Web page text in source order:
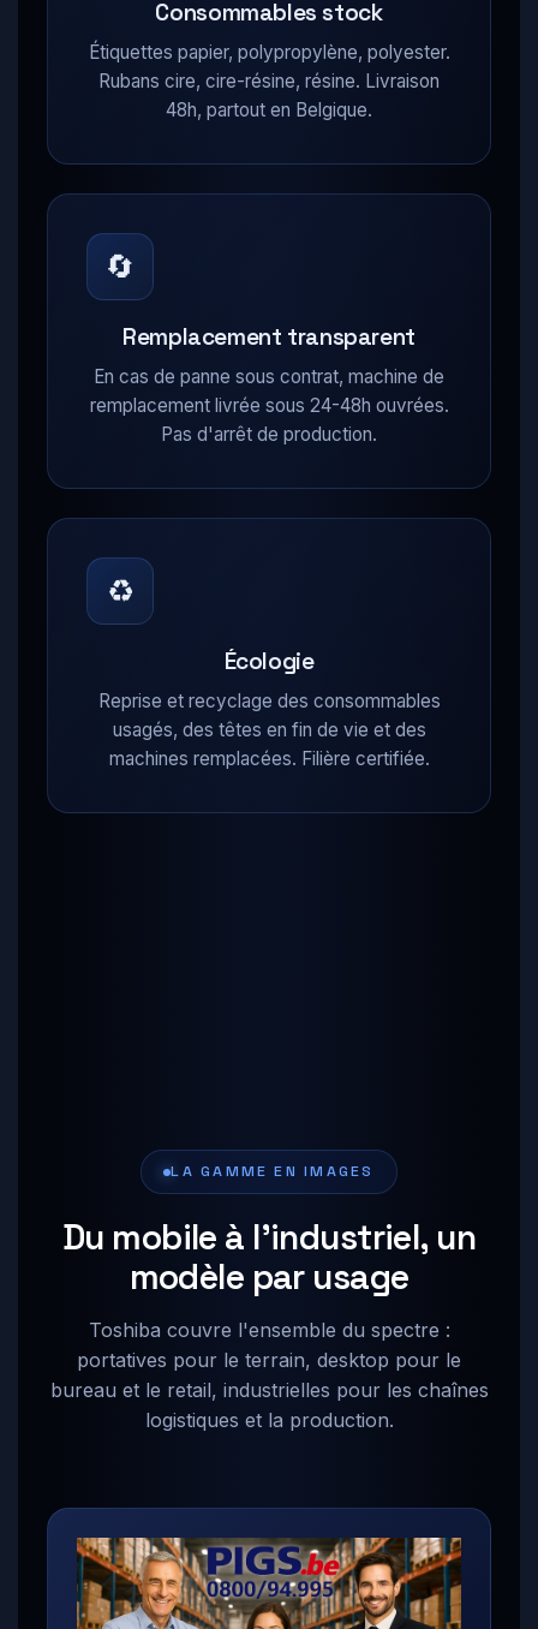
Consommables stock
Étiquettes papier, polypropylène, polyester.
Rubans cire, cire-résine, résine. Livraison
48h, partout en Belgique.
🔄
Remplacement transparent
En cas de panne sous contrat, machine de
remplacement livrée sous 24-48h ouvrées.
Pas d'arrêt de production.
♻
Écologie
Reprise et recyclage des consommables
usagés, des têtes en fin de vie et des
machines remplacées. Filière certifiée.
LA GAMME EN IMAGES
Du mobile à l'industriel, un
modèle par usage
Toshiba couvre l'ensemble du spectre :
portatives pour le terrain, desktop pour le
bureau et le retail, industrielles pour les chaînes
logistiques et la production.